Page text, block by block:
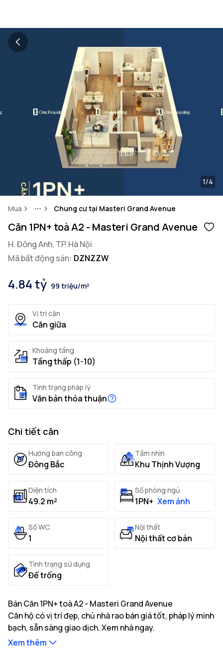
Mua MoreChung cư tại Masteri Grand Avenue
1/4
Căn 1PN+ toà A2 - Masteri Grand Avenue
H. Đông Anh, TP. Hà Nội
Mã bất động sản: DZNZZW
4.84 tỷ 99 triệu/m²
Vị trí căn
Căn giữa
Khoảng tầng
Tầng thấp (1-10)
Tình trạng pháp lý
Văn bản thỏa thuận
Chi tiết căn
Hướng ban công
Đông Bắc
Tầm nhìn
Khu Thịnh Vượng
Diện tích
49.2 m²
Số phòng ngủ
1PN+ Xem ảnh
Số WC
1
Nội thất
Nội thất cơ bản
Tình trạng sử dụng
Để trống
Bán Căn 1PN+ toà A2 - Masteri Grand Avenue
Căn hộ có vị trí đẹp, chủ nhà rao bán giá tốt, pháp lý minh
bạch, sẵn sàng giao dịch. Xem nhà ngay.
Xem thêm